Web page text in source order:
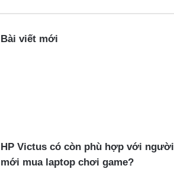
k
:
Bài viết mới
HP Victus có còn phù hợp với người
mới mua laptop chơi game?